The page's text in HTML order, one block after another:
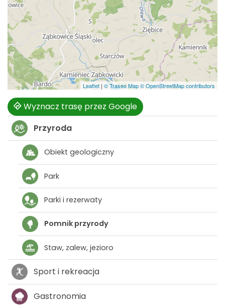
Leaflet | © Traseo Map© OpenStreetMap contributors
Wyznacz trasę przez Google
Przyroda
Obiekt geologiczny
Park
Parki i rezerwaty
Pomnik przyrody
Staw, zalew, jezioro
Sport i rekreacja
Gastronomia